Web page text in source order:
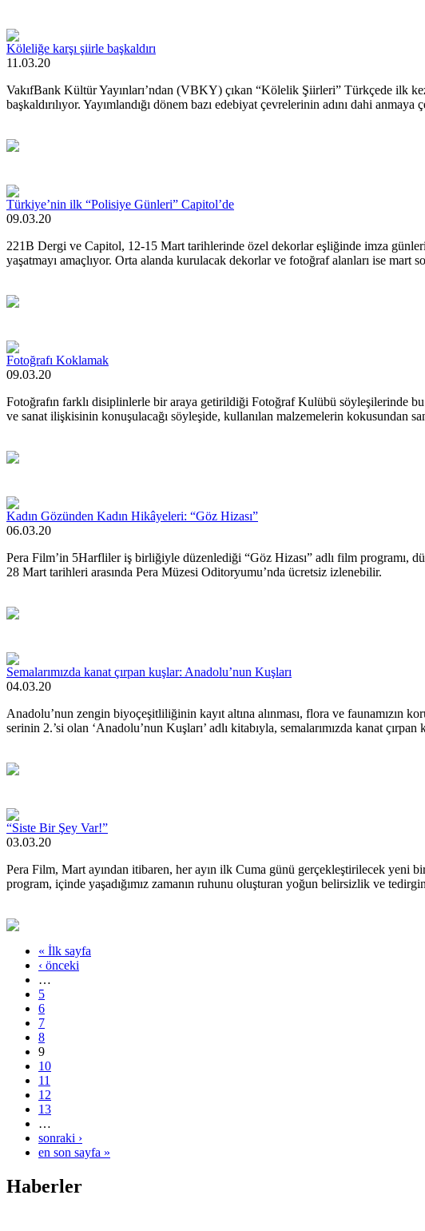
Köleliğe karşı şiirle başkaldırı
11.03.20
VakıfBank Kültür Yayınları’ndan (VBKY) çıkan “Kölelik Şiirleri” Türkçede ilk
başkaldırılıyor. Yayımlandığı dönem bazı edebiyat çevrelerinin adını dahi
Türkiye’nin ilk “Polisiye Günleri” Capitol’de
09.03.20
221B Dergi ve Capitol, 12-15 Mart tarihlerinde özel dekorlar eşliğinde imza
yaşatmayı amaçlıyor. Orta alanda kurulacak dekorlar ve fotoğraf alanları ise mart
Fotoğrafı Koklamak
09.03.20
Fotoğrafın farklı disiplinlerle bir araya getirildiği Fotoğraf Kulübü söyleşilerinde
ve sanat ilişkisinin konuşulacağı söyleşide, kullanılan malzemelerin kokusundan
Kadın Gözünden Kadın Hikâyeleri: “Göz Hizası”
06.03.20
Pera Film’in 5Harfliler iş birliğiyle düzenlediği “Göz Hizası” adlı film programı,
28 Mart tarihleri arasında Pera Müzesi Oditoryumu’nda ücretsiz izlenebilir.
Semalarımızda kanat çırpan kuşlar: Anadolu’nun Kuşları
04.03.20
Anadolu’nun zengin biyoçeşitliliğinin kayıt altına alınması, flora ve faunamızın
serinin 2.’si olan ‘Anadolu’nun Kuşları’ adlı kitabıyla, semalarımızda kanat çırpan
“Siste Bir Şey Var!”
03.03.20
Pera Film, Mart ayından itibaren, her ayın ilk Cuma günü gerçekleştirilecek yeni
program, içinde yaşadığımız zamanın ruhunu oluşturan yoğun belirsizlik ve
« İlk sayfa
‹ önceki
…
5
6
7
8
9
10
11
12
13
…
sonraki ›
en son sayfa »
Haberler